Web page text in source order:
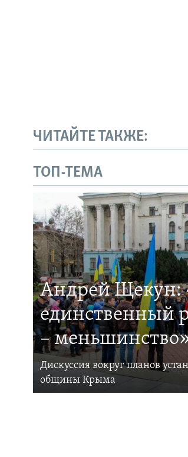
ЧИТАЙТЕ ТАКЖЕ:
ТОП-ТЕМА
Андрей Щекун:
единственный
–
Дискуссия вокруг планов
общины Крыма